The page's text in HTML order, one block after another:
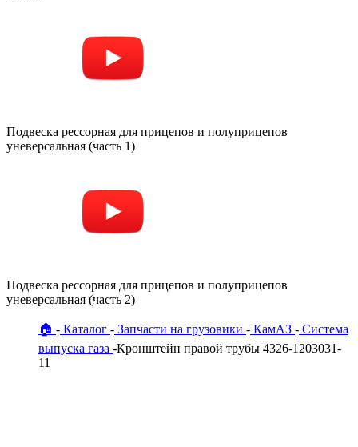
Подвеска рессорная для прицепов и полуприцепов
уневерсальная (часть 1)
Подвеска рессорная для прицепов и полуприцепов
уневерсальная (часть 2)
🏠 Каталог Запчасти на грузовики КамАЗ
Система
выпуска газа Кронштейн правой трубы 4326-1203031-
11